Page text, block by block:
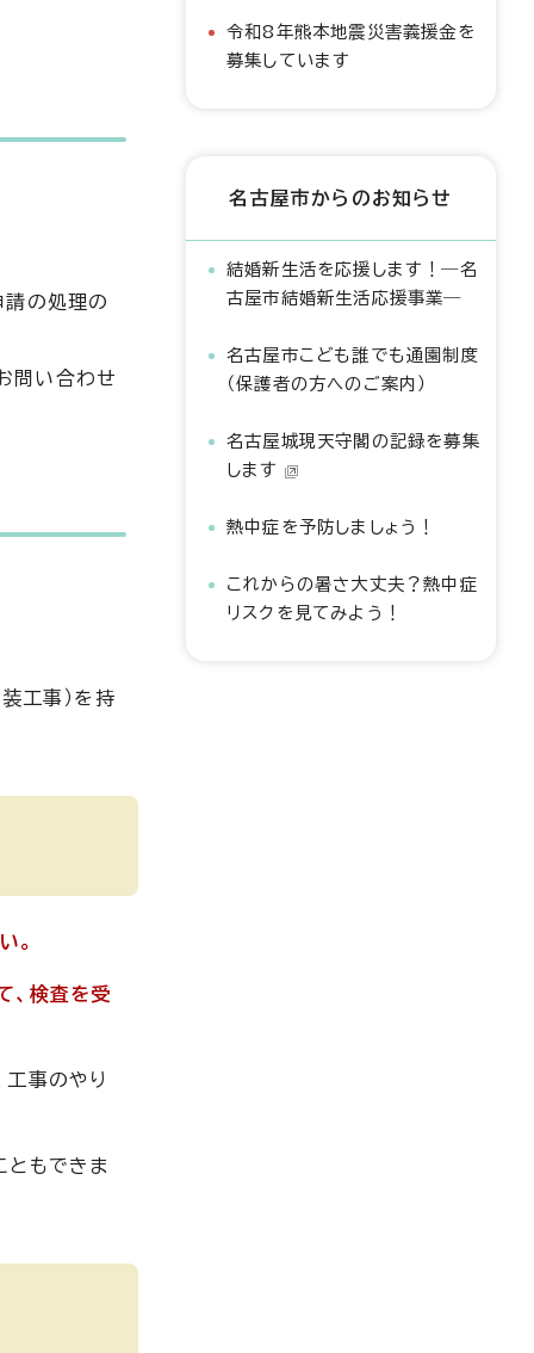
請の処理の
問い合わせ
工事）を持
。
、検査を受
工事のやり
ともできま
令和8年熊本地震災害義援金を
募集しています
名古屋市からのお知らせ
結婚新生活を応援します！―名
古屋市結婚新生活応援事業―
名古屋市こども誰でも通園制度
（保護者の方へのご案内）
名古屋城現天守閣の記録を募集
します
熱中症を予防しましょう！
これからの暑さ大丈夫？熱中症
リスクを見てみよう！